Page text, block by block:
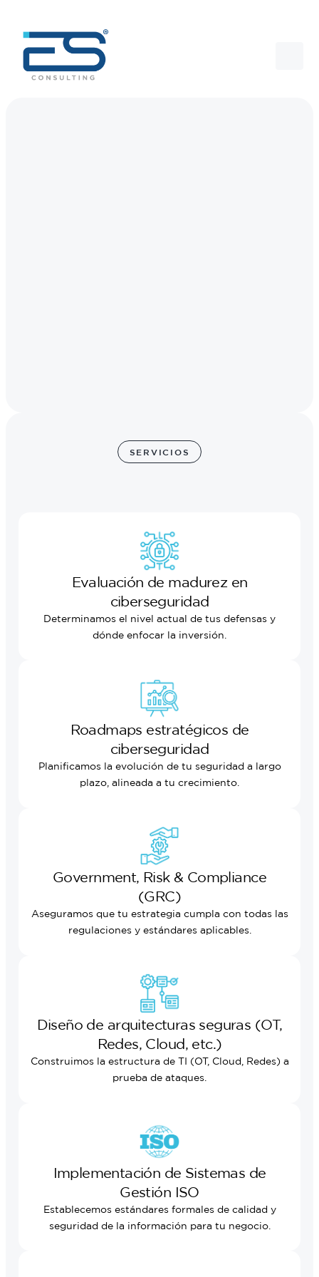
SERVICIOS
Evaluación de madurez en
ciberseguridad
Determinamos el nivel actual de tus defensas y
dónde enfocar la inversión.
Roadmaps estratégicos de
ciberseguridad
Planificamos la evolución de tu seguridad a largo
plazo, alineada a tu crecimiento.
Government, Risk & Compliance
(GRC)
Aseguramos que tu estrategia cumpla con todas las
regulaciones y estándares aplicables.
Diseño de arquitecturas seguras (OT,
Redes, Cloud, etc.)
Construimos la estructura de TI (OT, Cloud, Redes) a
prueba de ataques.
Implementación de Sistemas de
Gestión ISO
Establecemos estándares formales de calidad y
seguridad de la información para tu negocio.